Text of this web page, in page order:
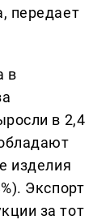
передает
в
в 2,4
изделия
Экспорт
за тот